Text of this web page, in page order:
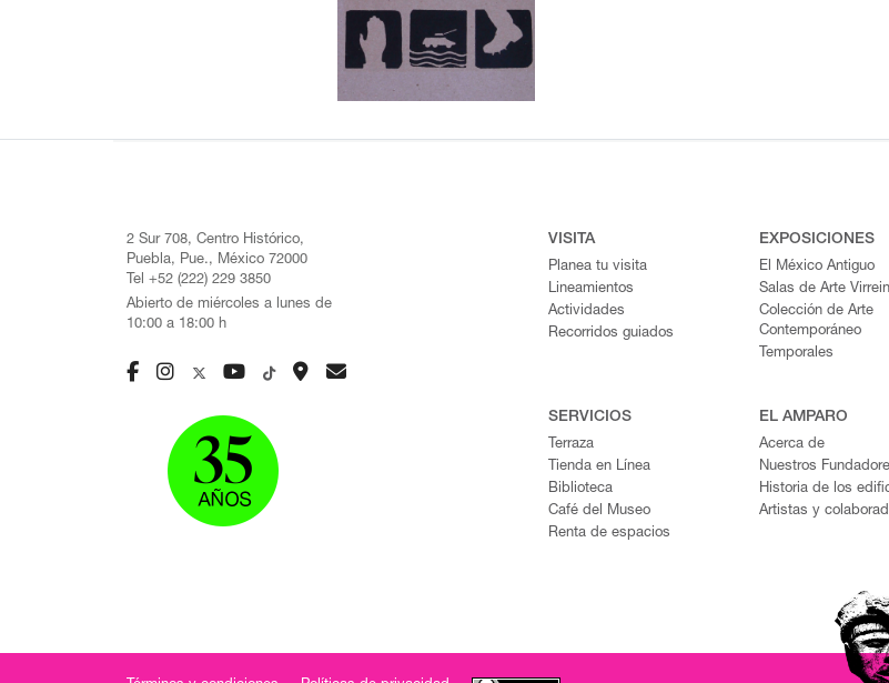
2 Sur 708, Centro Histórico,
Puebla, Pue., México 72000
Tel +52 (222) 229 3850
Abierto de miércoles a lunes de
10:00 a 18:00 h
VISITA
Planea tu visita
Lineamientos
Actividades
Recorridos guiados
EXPOSICIONES
El México Antiguo
Salas de Arte
Colección de Arte
Contemporáneo
Temporales
SERVICIOS
Terraza
Tienda en Línea
Biblioteca
Café del Museo
Renta de espacios
EL AMPARO
Acerca de
Nuestros
Historia de los
Artistas y